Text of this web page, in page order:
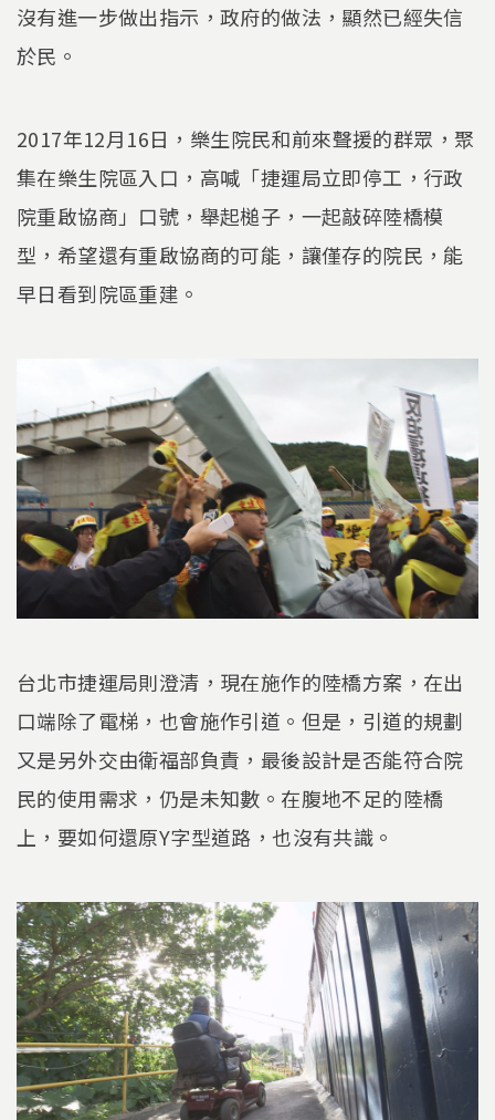
沒有進一步做出指示，政府的做法，顯然已經失信
於民。
2017年12月16日，樂生院民和前來聲援的群眾，聚
集在樂生院區入口，高喊「捷運局立即停工，行政
院重啟協商」口號，舉起槌子，一起敲碎陸橋模
型，希望還有重啟協商的可能，讓僅存的院民，能
早日看到院區重建。
台北市捷運局則澄清，現在施作的陸橋方案，在出
口端除了電梯，也會施作引道。但是，引道的規劃
又是另外交由衛福部負責，最後設計是否能符合院
民的使用需求，仍是未知數。在腹地不足的陸橋
上，要如何還原Y字型道路，也沒有共識。